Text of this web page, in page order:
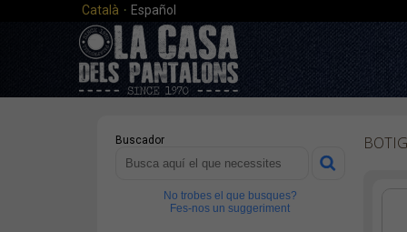
Català · Español
Buscador
No trobes el que busques?
Fes-nos un suggeriment